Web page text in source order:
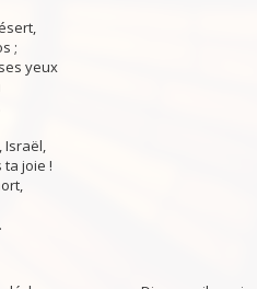
;
yeux
Israël,
joie !